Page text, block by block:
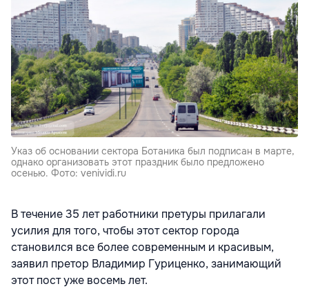
Указ об основании сектора Ботаника был подписан в марте,
однако организовать этот праздник было предложено
осенью. Фото: venividi.ru
В течение 35 лет работники претуры прилагали
усилия для того, чтобы этот сектор города
становился все более современным и красивым,
заявил претор Владимир Гуриценко, занимающий
этот пост уже восемь лет.